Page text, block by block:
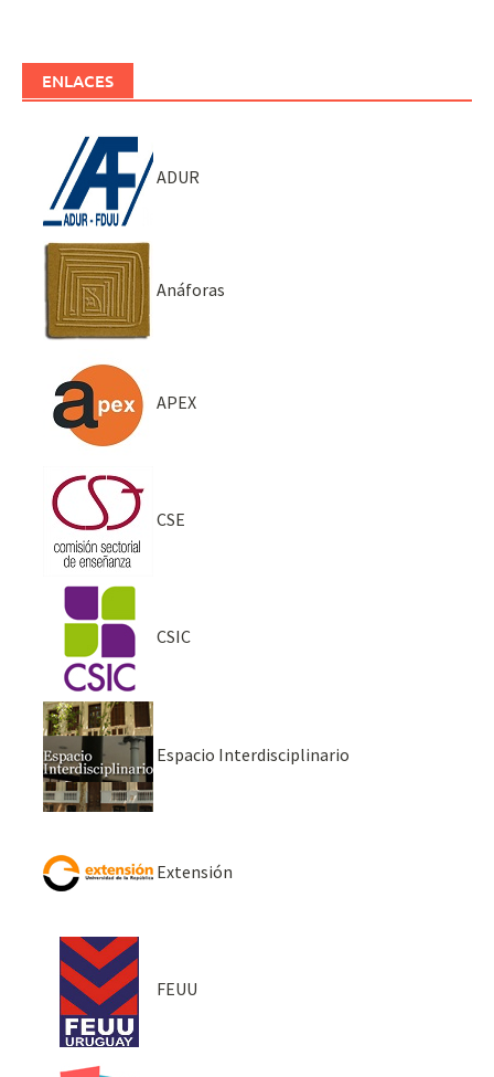
ENLACES
ADUR
Anáforas
APEX
CSE
CSIC
Espacio Interdisciplinario
Extensión
FEUU